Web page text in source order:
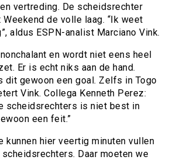
vertreding. De scheidsrechter
de volle laag. “Ik weet
aldus ESPN-analist Marciano Vink.
en wordt niet eens heel
Er is echt niks aan de hand.
dit gewoon een goal. Zelfs in Togo
Vink. Collega Kenneth Perez:
scheidsrechters is niet best in
een feit.”
kunnen hier veertig minuten vullen
Daar moeten we